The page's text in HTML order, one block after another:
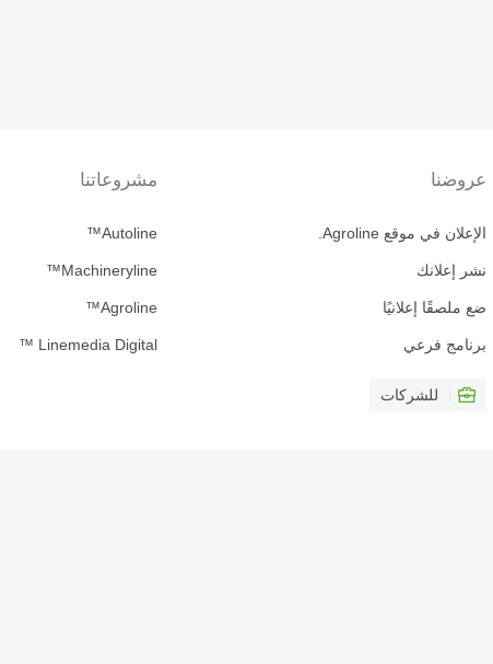
عروضنا
الإعلان في موقع Agroline.
نشر إعلانك
ضع ملصقًا إعلانيًا
برنامج فرعي
للشركات
مشروعاتنا
Autoline™
Machineryline™
Agroline™
Linemedia Digital ™